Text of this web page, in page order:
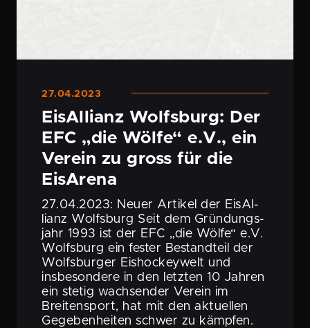
27.04.2023
EisAl­lianz Wolfsburg: Der
EFC „die Wölfe“ e.V., ein
Verein zu gross für die
EisArena
27.04.2023: Neuer Artikel der EisAl­
lianz Wolfsburg Seit dem Gründungs­
jahr 1993 ist der EFC „die Wölfe“ e.V.
Wolfsburg ein fester Bestand­teil der
Wolfs­burger Eisho­ckey­welt und
insbe­son­dere in den letzten 10 Jahren
ein stetig wachsender Verein im
Breiten­sport, hat mit den aktuellen
Gegeben­heiten schwer zu kämpfen.